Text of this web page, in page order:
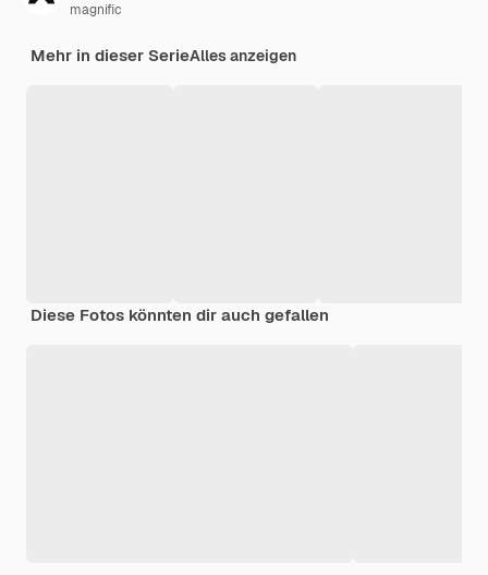
magnific
Mehr in dieser SerieAlles anzeigen
Diese Fotos könnten dir auch gefallen